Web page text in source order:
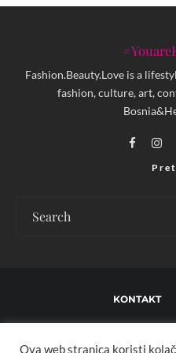
Fashion.Beauty.Love is a
fashion, culture, art,
KONTAKT
Ova web stranica koristi